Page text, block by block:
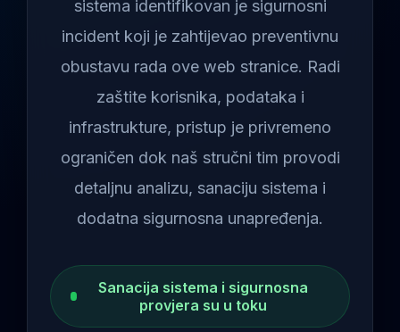
sistema identifikovan je sigurnosni
incident koji je zahtijevao preventivnu
obustavu rada ove web stranice. Radi
zaštite korisnika, podataka i
infrastrukture, pristup je privremeno
ograničen dok naš stručni tim provodi
detaljnu analizu, sanaciju sistema i
dodatna sigurnosna unapređenja.
Sanacija sistema i sigurnosna
provjera su u toku